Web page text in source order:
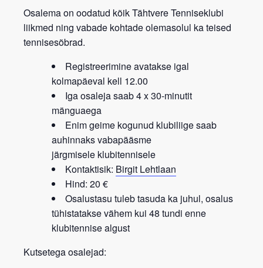
Osalema on oodatud kõikTähtvere Tenniseklubi
liikmed ning vabade kohtade olemasolul ka teised
tennisesõbrad.
Registreerimine avatakse igal
kolmapäeval kell 12.00
Iga osaleja saab 4 x 30-minutit
mänguaega
Enim geime kogunud klubiliige saab
auhinnaks vabapääsme
järgmisele klubitennisele
Kontaktisik: Birgit Lehtlaan
Hind: 20 €
Osalustasu tuleb tasuda ka juhul, osalus
tühistatakse vähem kui 48 tundi enne
klubitennise algust
Kutsetega osalejad: